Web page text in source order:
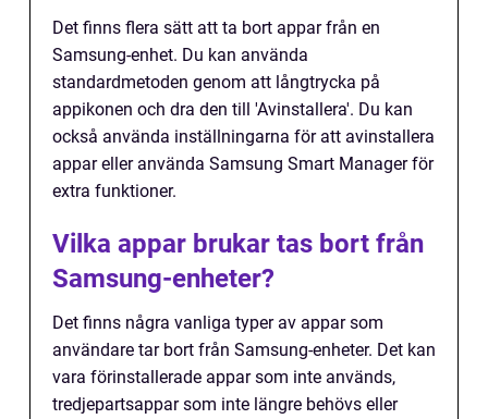
Det finns flera sätt att ta bort appar från en
Samsung-enhet. Du kan använda
standardmetoden genom att långtrycka på
appikonen och dra den till 'Avinstallera'. Du kan
också använda inställningarna för att avinstallera
appar eller använda Samsung Smart Manager för
extra funktioner.
Vilka appar brukar tas bort från
Samsung-enheter?
Det finns några vanliga typer av appar som
användare tar bort från Samsung-enheter. Det kan
vara förinstallerade appar som inte används,
tredjepartsappar som inte längre behövs eller